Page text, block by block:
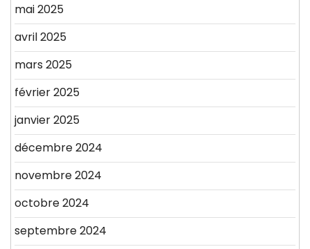
mai 2025
avril 2025
mars 2025
février 2025
janvier 2025
décembre 2024
novembre 2024
octobre 2024
septembre 2024